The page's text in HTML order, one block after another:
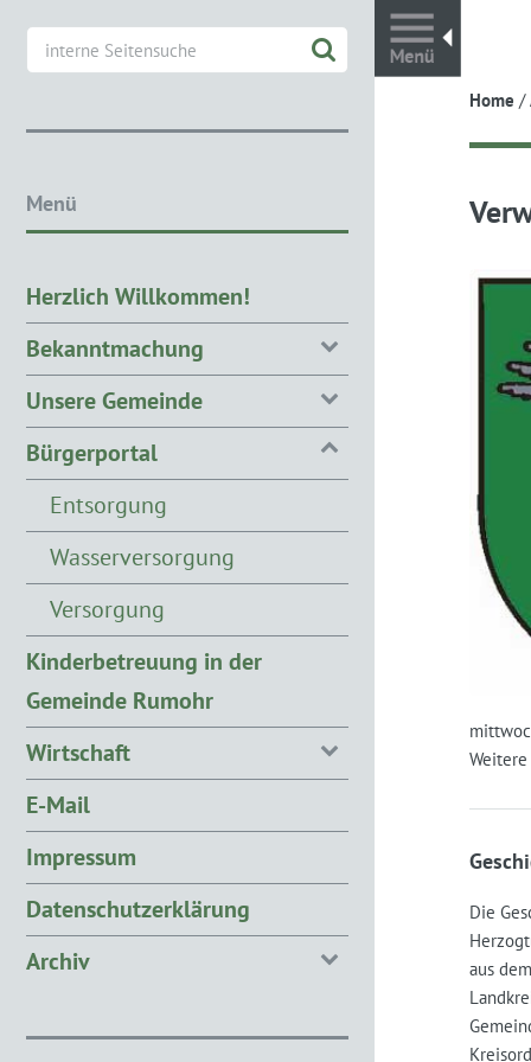
Home /
Die
aus
Menü
Herzlich Willkommen!
Bekanntmachung
Unsere Gemeinde
Bürgerportal
Entsorgung
Wasserversorgung
Versorgung
Kinderbetreuung in der
Gemeinde Rumohr
Wirtschaft
E-Mail
Impressum
Datenschutzerklärung
Archiv